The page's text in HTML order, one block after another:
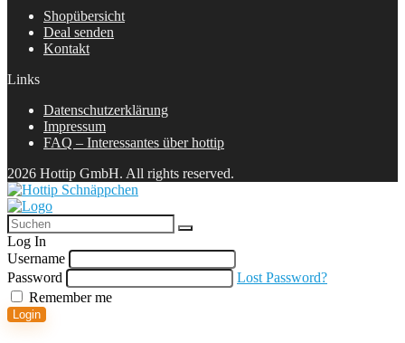
Shopübersicht
Deal senden
Kontakt
Links
Datenschutzerklärung
Impressum
FAQ – Interessantes über hottip
2026 Hottip GmbH. All rights reserved.
Log In
Username
Password
Lost Password?
Remember me
Login